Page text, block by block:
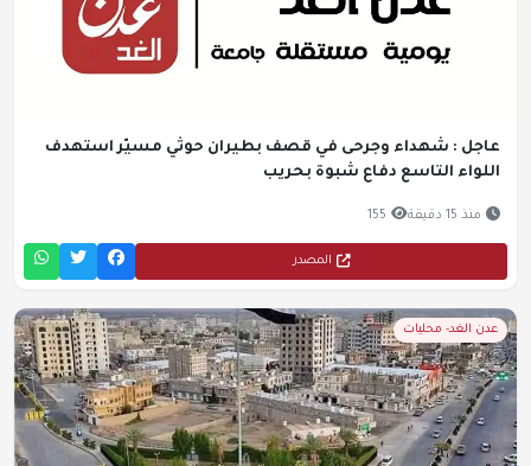
عاجل : شهداء وجرحى في قصف بطيران حوثي مسيّر استهدف
اللواء التاسع دفاع شبوة بحريب
منذ 15 دقيقة 155
المصدر
عدن الغد- محليات